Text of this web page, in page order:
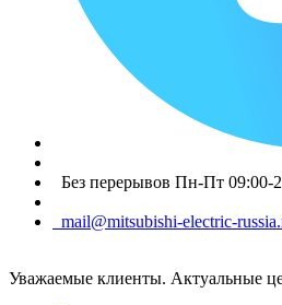
Без перерывов Пн-Пт
mail@mitsubishi-electric-
Уважаемые клиенты. Актуальные